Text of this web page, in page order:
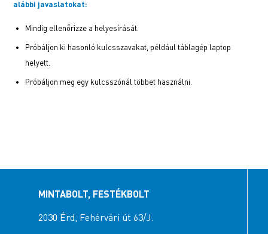
alábbi javaslatokat:
Mindig ellenőrizze a helyesírását.
Próbáljon ki hasonló kulcsszavakat, például táblagép laptop
helyett.
Próbáljon meg egy kulcsszónál többet használni.
MINTABOLT, FESTÉKBOLT
2030 Érd, Fehérvári út 63/J.